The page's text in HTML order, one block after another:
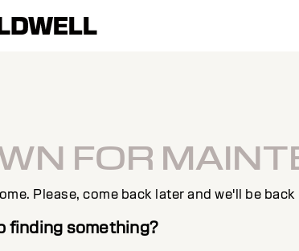
FOR
Please, come back later and we'll be back
finding something?